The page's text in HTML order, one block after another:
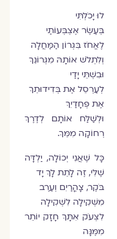
לוּ יָכֹלְתִּי
בְּעֶשֶׂר אֶצְבְּעוֹתַי
לֶאֱחֹז בִּגְרוֹן הַמַּחֲלָה
וְלִתְלֹשׁ אוֹתָהּ מִגְּרוֹנֵךְ
וּבִשְׁתֵּי יָדַי
לְעַרְסֵל אֶת בְּדִידוּתֵךְ
אֶת פְּחָדַיִךְ
וּלְשַׁלַּח אוֹתָם לְדֶרֶךְ
רְחוֹקָה מִמֵּךְ.
כָּל שֶׁאֲנִי יְכוֹלָה, יַלְדָּה
שֶׁלִּי, זֶה לָתֵת לָךְ יָד
בֹּקֶר, צָהֳרַיִם וְעֶרֶב
מִשְּׁקִילָה לִשְׁקִילָה
לִצְעֹק אִתָּךְ חָזָק יוֹתֵר
מִמֶּנָּה